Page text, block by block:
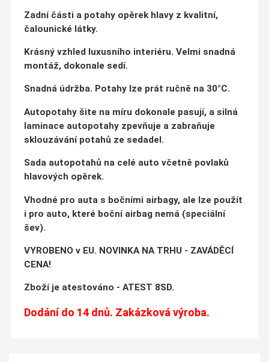
Zadní části a potahy opěrek hlavy z kvalitní,
čalounické látky.
Krásný vzhled luxusního interiéru. Velmi snadná
montáž, dokonale sedí.
Snadná údržba. Potahy lze prát ručně na 30°C.
Autopotahy šite na míru dokonale pasují, a silná
laminace autopotahy zpevňuje a zabraňuje
sklouzávání potahů ze sedadel.
Sada autopotahů na celé auto včetně povlaků
hlavových opěrek.
Vhodné pro auta s bočními airbagy, ale lze použít
i pro auto, které boční airbag nemá (speciální
šev).
VYROBENO v EU. NOVINKA NA TRHU - ZAVÁDĚCÍ
CENA!
Zboží je atestováno - ATEST 8SD.
Dodání do 14 dnů. Zakázková výroba.